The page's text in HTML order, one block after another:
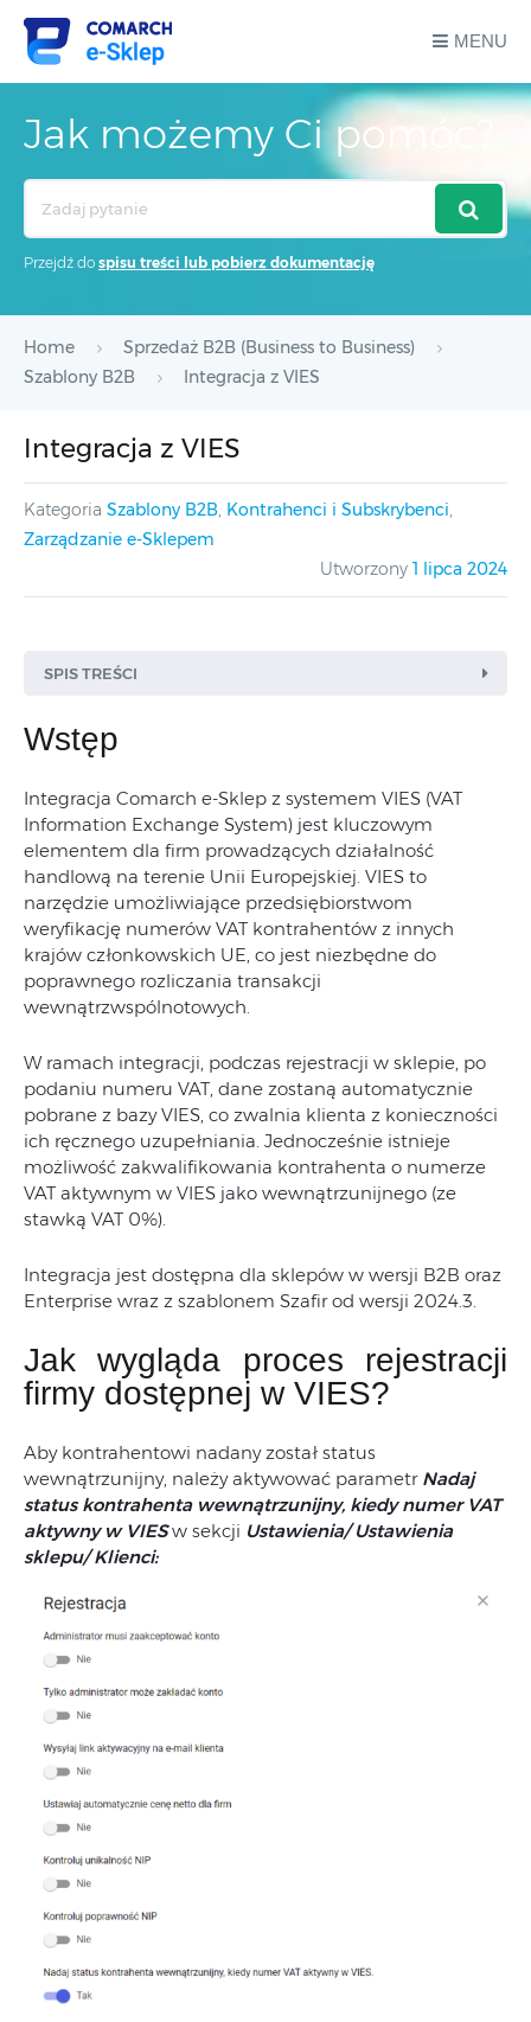
MENU
Jak możemy Ci pomóc?
Przejdź do spisu treści lub pobierz dokumentację
Home
Sprzedaż B2B (Business to Business)
Szablony B2B
Integracja z VIES
Integracja z VIES
Kategoria Szablony B2B, Kontrahenci i Subskrybenci,
Zarządzanie e-Sklepem
Utworzony 1 lipca 2024
SPIS TREŚCI
Wstęp
Integracja Comarch e-Sklep z systemem VIES (VAT
Information Exchange System) jest kluczowym
elementem dla firm prowadzących działalność
handlową na terenie Unii Europejskiej. VIES to
narzędzie umożliwiające przedsiębiorstwom
weryfikację numerów VAT kontrahentów z innych
krajów członkowskich UE, co jest niezbędne do
poprawnego rozliczania transakcji
wewnątrzwspólnotowych.
W ramach integracji, podczas rejestracji w sklepie, po
podaniu numeru VAT, dane zostaną automatycznie
pobrane z bazy VIES, co zwalnia klienta z konieczności
ich ręcznego uzupełniania. Jednocześnie istnieje
możliwość zakwalifikowania kontrahenta o numerze
VAT aktywnym w VIES jako wewnątrzunijnego (ze
stawką VAT 0%).
Integracja jest dostępna dla sklepów w wersji B2B oraz
Enterprise wraz z szablonem Szafir od wersji 2024.3.
Jak wygląda proces rejestracji
firmy dostępnej w VIES?
Aby kontrahentowi nadany został status
wewnątrzunijny, należy aktywować parametr Nadaj
status kontrahenta wewnątrzunijny, kiedy numer VAT
aktywny w VIESw sekcji Ustawienia/ Ustawienia
sklepu/ Klienci: